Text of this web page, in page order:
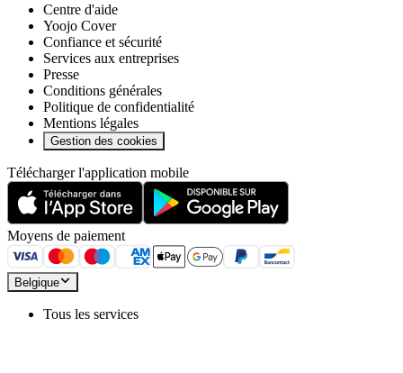
Centre d'aide
Yoojo Cover
Confiance et sécurité
Services aux entreprises
Presse
Conditions générales
Politique de confidentialité
Mentions légales
Gestion des cookies
Télécharger l'application mobile
Moyens de paiement
Belgique
Tous les services